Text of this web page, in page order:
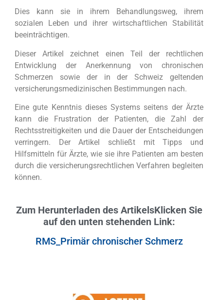
Dies kann sie in ihrem Behandlungsweg, ihrem
sozialen Leben und ihrer wirtschaftlichen Stabilität
beeinträchtigen.
Dieser Artikel zeichnet einen Teil der rechtlichen
Entwicklung der Anerkennung von chronischen
Schmerzen sowie der in der Schweiz geltenden
versicherungsmedizinischen Bestimmungen nach.
Eine gute Kenntnis dieses Systems seitens der Ärzte
kann die Frustration der Patienten, die Zahl der
Rechtsstreitigkeiten und die Dauer der Entscheidungen
verringern. Der Artikel schließt mit Tipps und
Hilfsmitteln für Ärzte, wie sie ihre Patienten am besten
durch die versicherungsrechtlichen Verfahren begleiten
können.
Zum Herunterladen des ArtikelsKlicken Sie
auf den unten stehenden Link:
RMS_Primär chronischer Schmerz